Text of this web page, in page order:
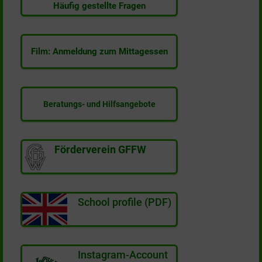
Häufig gestellte Fragen
Film: Anmeldung zum Mittagessen
Beratungs- und Hilfsangebote
Förderverein GFFW
School profile (PDF)
Instagram-Account